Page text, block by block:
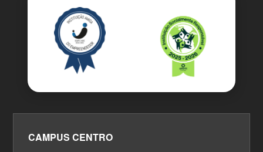
CAMPUS CENTRO